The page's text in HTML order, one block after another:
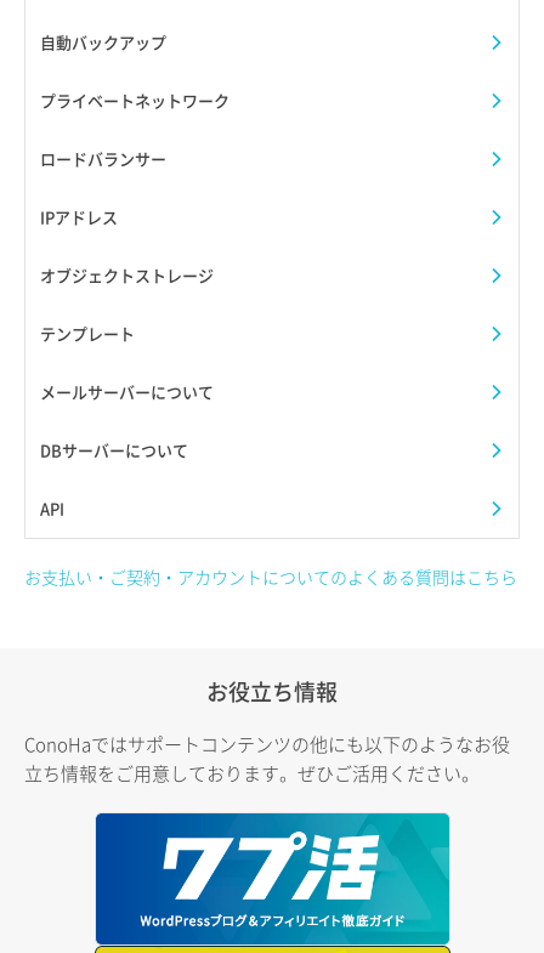
自動バックアップ
プライベートネットワーク
ロードバランサー
IPアドレス
オブジェクトストレージ
テンプレート
メールサーバーについて
DBサーバーについて
API
お支払い・ご契約・アカウントについてのよくある質問はこちら
お役立ち情報
ConoHaではサポートコンテンツの他にも以下のようなお役
立ち情報をご用意しております。ぜひご活用ください。